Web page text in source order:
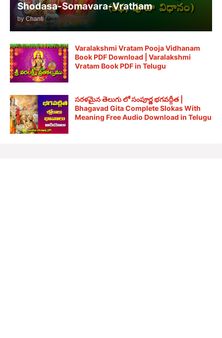
Shodasa-Somavara-Vratham
by Chanti
Varalakshmi Vratam Pooja Vidhanam
Book PDF Download | Varalakshmi
Vratam Book PDF in Telugu
సరళమైన తెలుగు లో సంపూర్ణ భగవద్గీత |
Bhagavad Gita Complete Slokas With
Meaning Free Audio Download in Telugu